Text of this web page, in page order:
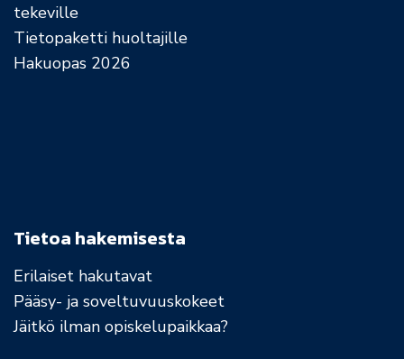
tekeville
Tietopaketti huoltajille
Hakuopas 2026
Tietoa hakemisesta
Erilaiset hakutavat
Pääsy- ja soveltuvuuskokeet
Jäitkö ilman opiskelupaikkaa?